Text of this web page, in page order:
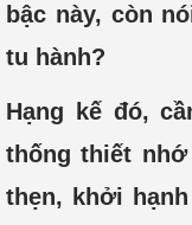
bậc này, còn
tu hành?
Hạng kế đó,
thống thiết
thẹn, khởi